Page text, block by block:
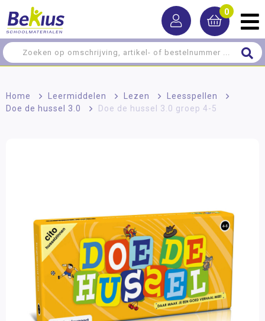
0
Home > Leermiddelen > Lezen > Leesspellen
>
Doe de hussel 3.0
> Doe de hussel 3.0 groep 4-5